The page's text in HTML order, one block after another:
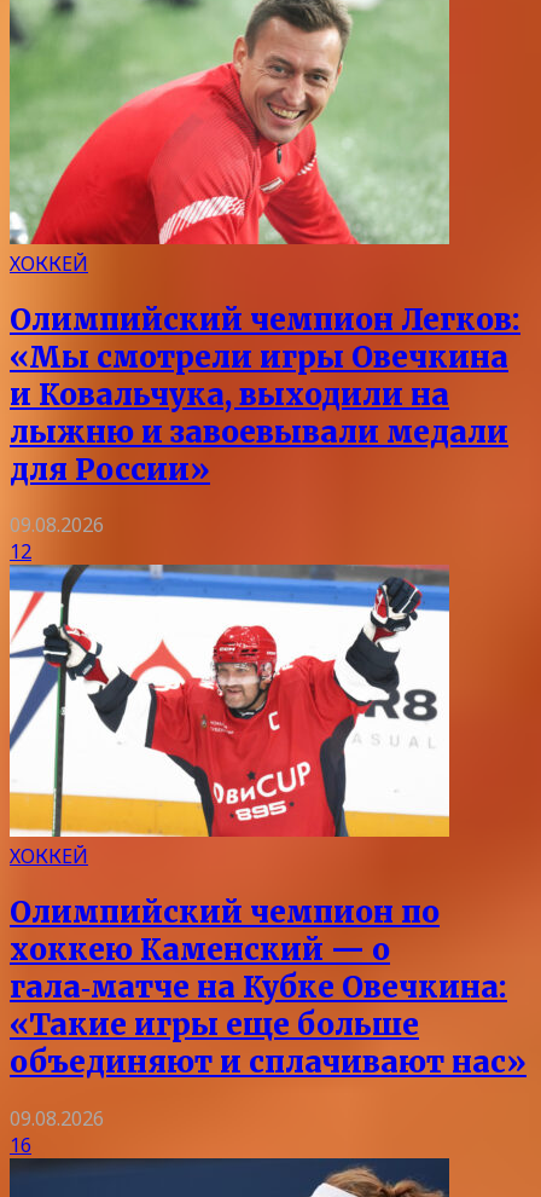
ХОККЕЙ
Олимпийский чемпион Легков:
«Мы смотрели игры Овечкина
и Ковальчука, выходили на
лыжню и завоевывали медали
для России»
09.08.2026
12
ХОККЕЙ
Олимпийский чемпион по
хоккею Каменский — о
гала‑матче на Кубке Овечкина:
«Такие игры еще больше
объединяют и сплачивают нас»
09.08.2026
16